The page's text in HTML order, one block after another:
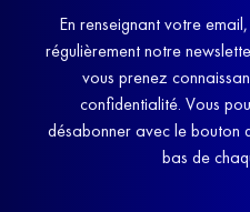
En renseignant votre
régulièrement notre
vous prenez
confidentialité. Vous
désabonner avec le bouton
bas de